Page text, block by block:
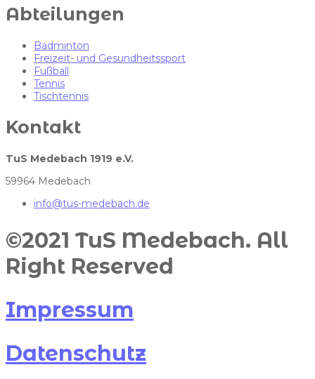
Abteilungen
Badminton
Freizeit- und Gesundheitssport
Fußball
Tennis
Tischtennis
Kontakt
TuS Medebach 1919 e.V.
59964 Medebach
info@tus-medebach.de
©2021 TuS Medebach. All
Right Reserved​
Impressum
Datenschutz